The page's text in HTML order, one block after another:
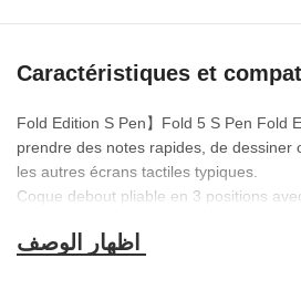
Caractéristiques et
Fold Edition S Pen】Fold 5 S Pen Fold
prendre des notes rapides, de dessiner
les autres écrans tactiles typiques.
Coque debout pliable en 3 positions
pour une visualisation mains libres.